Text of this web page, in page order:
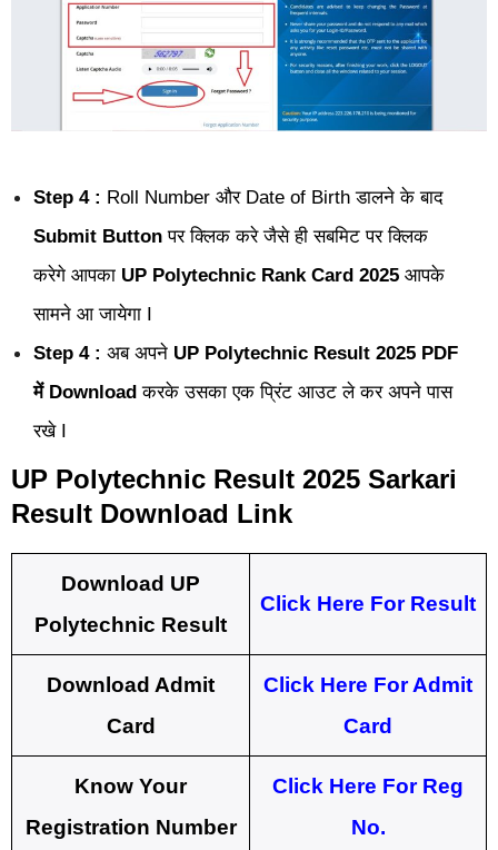
Step 4 : Roll Number और Date of Birth डालने के बाद
Submit Button पर क्लिक करे जैसे ही सबमिट पर क्लिक
करेगे आपका UP Polytechnic Rank Card 2025 आपके
सामने आ जायेगा I
Step 4 : अब अपने UP Polytechnic Result 2025 PDF
में Downloadकरके उसका एक प्रिंट आउट ले कर अपने पास
रखे I
UP Polytechnic Result 2025 Sarkari
Result Download Link
Download UP
Polytechnic Result
Click Here For Result
Download Admit
Card
Click Here For Admit
Card
Know Your
Registration Number
Click Here For Reg
No.